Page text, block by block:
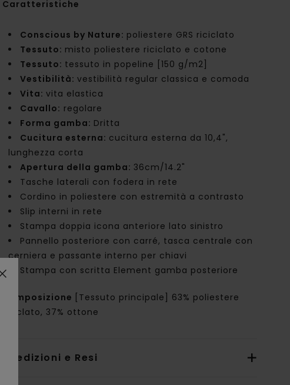
Caratteristiche
Conscious by Nature: poliestere GRS riciclato
Tessuto: misto poliestere riciclato e cotone
Tessuto: tessuto in popeline [150 g/m2]
Vestibilità:vestibilità regular classica e comoda
Vita:vita elastica
Cavallo: regolare
Forma gamba: Dritta
Cucitura esterna: cucitura esterna da 10,4",
lunghezza corta
Apertura della gamba:36cm/14.2"
Tasche laterali con fodera in rete
Cordino in poliestere con estremità a contrasto
Slip interni in rete
Stampa doppia icona anteriore lato sinistro
Pannello posteriore con carré, tasca centrale con
cerniera e passante interno per chiavi
Stampa con scritta Element gamba posteriore
Composizione
[Tessuto principale] 63% poliestere
riciclato, 37% ottone
Spedizioni e Resi